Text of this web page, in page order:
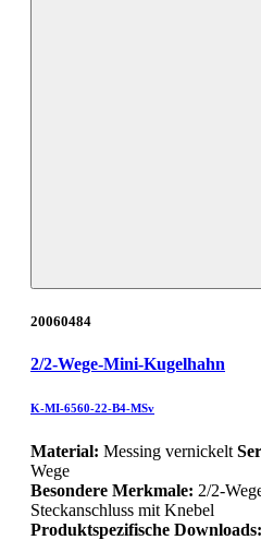
20060484
2/2-Wege-Mini-Kugelhahn
K-MI-6560-22-B4-MSv
Material: Messing vernickelt
Wege
Besondere Merkmale: 2/2-
Steckanschluss mit Knebel
Produktspezifische Downloads: